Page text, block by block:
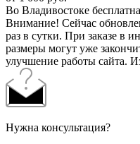
Во Владивостоке
Внимание! Сейчас
раз в сутки. При заказе в
размеры могут уже
улучшение работы сайта.
Нужна консультация?